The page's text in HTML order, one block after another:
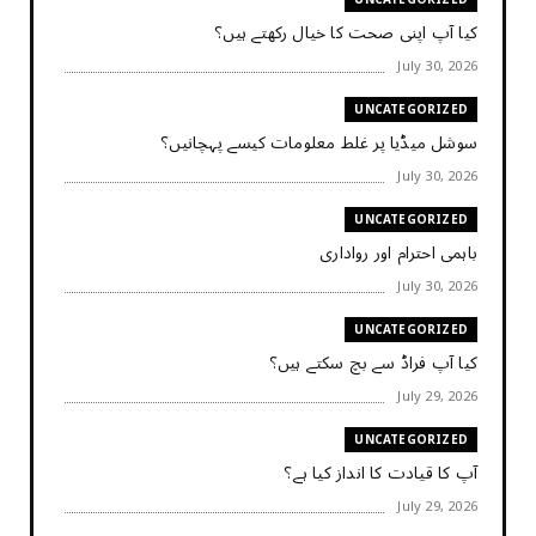
کیا آپ اپنی صحت کا خیال رکھتے ہیں؟
July 30, 2026
UNCATEGORIZED
سوشل میڈیا پر غلط معلومات کیسے پہچانیں؟
July 30, 2026
UNCATEGORIZED
باہمی احترام اور رواداری
July 30, 2026
UNCATEGORIZED
کیا آپ فراڈ سے بچ سکتے ہیں؟
July 29, 2026
UNCATEGORIZED
آپ کا قیادت کا انداز کیا ہے؟
July 29, 2026